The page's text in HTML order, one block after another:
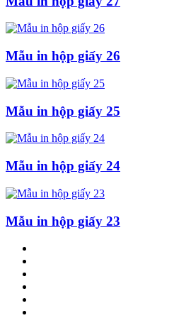
Mẫu in hộp giấy 26
Mẫu in hộp giấy 25
Mẫu in hộp giấy 24
Mẫu in hộp giấy 23